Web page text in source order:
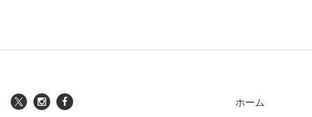
ホーム